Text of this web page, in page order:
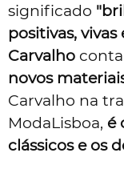
significado
positivas, vivas
Carvalho
novos
Carvalho na
ModaLisboa, é
clássicos e os